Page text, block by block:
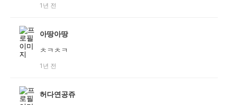
1년 전
아땅아땅
ㅊㅋㅊㅋ
1년 전
허다연공쥬